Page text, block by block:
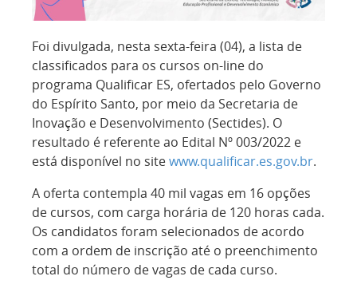
Foi divulgada, nesta sexta-feira (04), a lista de
classificados para os cursos on-line do
programa Qualificar ES, ofertados pelo Governo
do Espírito Santo, por meio da Secretaria de
Inovação e Desenvolvimento (Sectides). O
resultado é referente ao Edital Nº 003/2022 e
está disponível no sitewww.qualificar.es.gov.br.
A oferta contempla 40 mil vagas em 16 opções
de cursos, com carga horária de 120 horas cada.
Os candidatos foram selecionados de acordo
com a ordem de inscrição até o preenchimento
total do número de vagas de cada curso.